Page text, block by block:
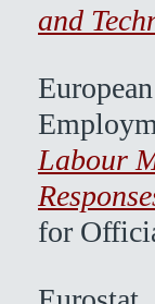
and
Labour
for